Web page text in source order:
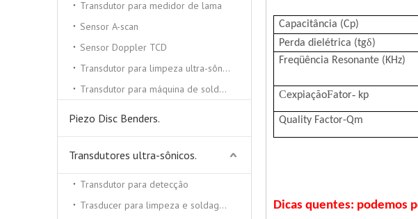
Transdutor para medidor de lama
Sensor A-scan
Sensor Doppler TCD
Transdutor para limpeza ultra-sônica
Transdutor para máquina de solda ultra-sônica
Piezo Disc Benders.
Transdutores ultra-sônicos.
Transdutor para detecção
Trasducer para limpeza e soldagem ultra-sônica
Capacitância (Cp)
Perda dielétrica (tgδ)
Freqüência Resonante (KHz)
CexpiaçãoFator- kp
Quality Factor-Qm
Dicas quentes: podemos